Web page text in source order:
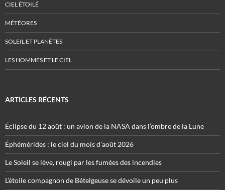
CIEL ÉTOILÉ
MÉTÉORES
SOLEIL ET PLANÈTES
LES HOMMES ET LE CIEL
ARTICLES RÉCENTS
Éclipse du 12 août : un avion de la NASA dans l’ombre de la Lune
Éphémérides : le ciel du mois d’août 2026
Le Soleil se lève, rougi par les fumées des incendies
L’étoile compagnon de Bételgeuse se dévoile un peu plus